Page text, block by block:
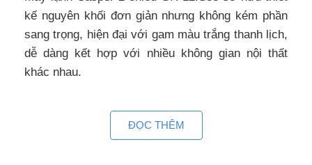
kế nguyên khối đơn giản nhưng không kém phần
sang trọng, hiện đại với gam màu trắng thanh lịch,
dễ dàng kết hợp với nhiều không gian nội thất
khác nhau.
Casper GH12IS33 là thiết bị làm mát lý tưởng cho
các không gian phòng từ 15-20m2 như phòng ngủ,
ĐỌC THÊM